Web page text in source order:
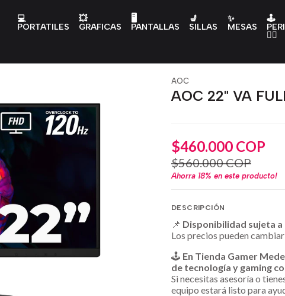
💻
PORTATILES
💥
GRAFICAS
🖥️
PANTALLAS
💺
SILLAS
✨
MESAS
🕹️
👇🏻
AOC
AOC 22" VA
$460.000 COP
$560.000 COP
Ahorra 18% en este producto!
DESCRIPCIÓN
📌 Disponibilidad sujeta
Los precios pueden
🕹️ En Tienda Gamer
de tecnología y gaming
Si necesitas asesoría o
equipo estará listo para